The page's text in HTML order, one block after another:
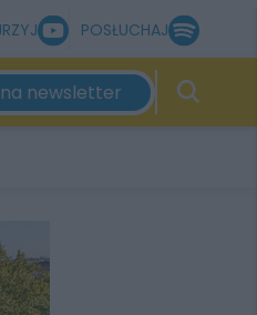
POSŁUCHAJ
newsletter